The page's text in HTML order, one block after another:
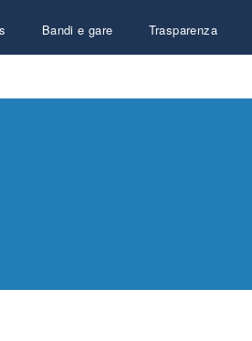
Bandi e gare Trasparenza